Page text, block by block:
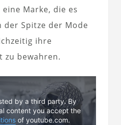
Marke, die es
Spitze der Mode
ihre
zu bewahren.
by a third party. By
content you accept the
of youtube.com.